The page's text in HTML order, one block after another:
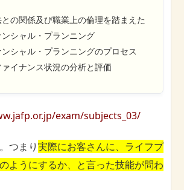
の関係及び職業上の倫理を踏まえた
シャル・プランニング
シャル・プランニングのプロセス
イナンス状況の分析と評価
exam/subjects_03/
つまり実際にお客さんに、ライフプ
ようにするか、と言った技能が問わ